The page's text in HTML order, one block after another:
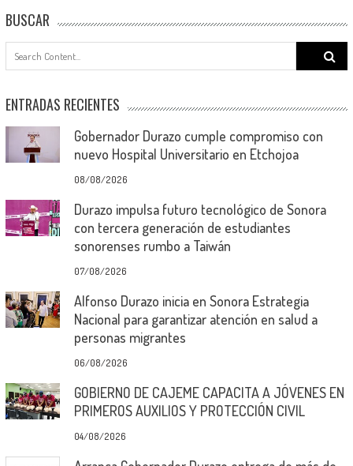
BUSCAR
Search
for:
ENTRADAS RECIENTES
Gobernador Durazo cumple compromiso con
nuevo Hospital Universitario en Etchojoa
08/08/2026
Durazo impulsa futuro tecnológico de Sonora
con tercera generación de estudiantes
sonorenses rumbo a Taiwán
07/08/2026
Alfonso Durazo inicia en Sonora Estrategia
Nacional para garantizar atención en salud a
personas migrantes
06/08/2026
GOBIERNO DE CAJEME CAPACITA A JÓVENES EN
PRIMEROS AUXILIOS Y PROTECCIÓN CIVIL
04/08/2026